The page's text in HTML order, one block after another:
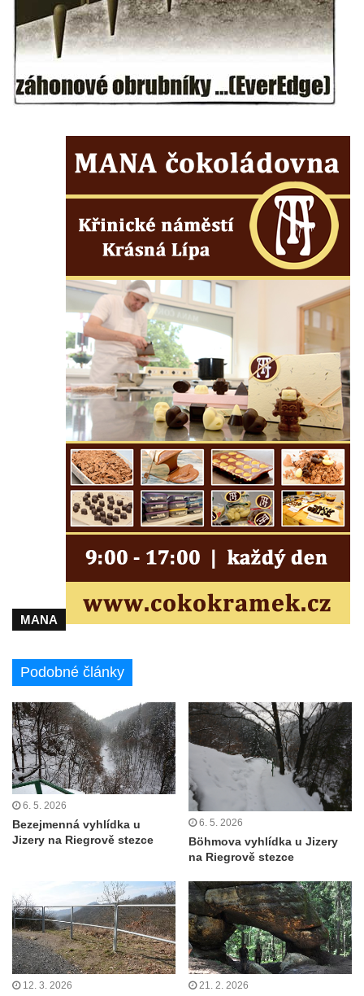
Labem
Čedičový lom pod Kamenickým kopcem u
Zákup
Janovické poustevny
Vyhlídka pod Velkou Bukovou
Vyhlídka na SWAMP u Máchova jezera
Vyhlídka Kaple u Brniště
Vyhlídka Borný
Malé varhany ve Šluknově
Vyhlídka Židovský vrch (Šluknov)
Vyhlídky na Hradci u Liběšic
Vyhlídka Havran (Rynoltice – Polesí)
Vyhlídka Vana (Sloup v Čechách)
Vyhlídka Samuelova sluj (Sloup v Čechách)
Samuelova jeskyně (Sloup v Čechách)
Vyhlídka Lipka u Horního Prysku
Jeskyně Lipka (Horní Prysk)
Spravedlnost
Herdstein
Vyhlídka Pustý zámek
Pustý zámek
Střední vrch
Sedlecký Špičák
Poslední masiv
Vyhlídka Šroubený
Čertova zeď (+ Malá Čertova zeď a Rasova
Popova skála
Nonnenfelsen (Zittauer Gebirge)
Carolafelsen (Zittauer Gebirge)
Große und Kleine Orgel
MANA
Podobné články
6. 5. 2026
Bezejmenná vyhlídka u
Jizery na Riegrově stezce
6. 5. 2026
Böhmova vyhlídka u Jizery
na Riegrově stezce
12. 3. 2026 21. 2. 2026